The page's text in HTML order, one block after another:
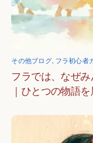
その他ブログ, フラ初心者
フラでは、なぜ
｜ひとつの物語